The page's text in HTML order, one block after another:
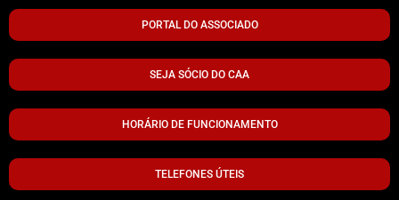
PORTAL DO ASSOCIADO
SEJA SÓCIO DO CAA
HORÁRIO DE FUNCIONAMENTO
TELEFONES ÚTEIS